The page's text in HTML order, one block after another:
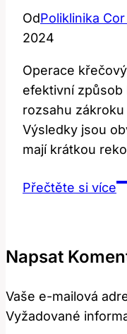
OdPoliklinika
2024
Operace
efektivní způsob
rozsahu
Výsledky jsou
mají krátkou
Přečtěte si více
Napsat
Vaše e-mailová
Vyžadované